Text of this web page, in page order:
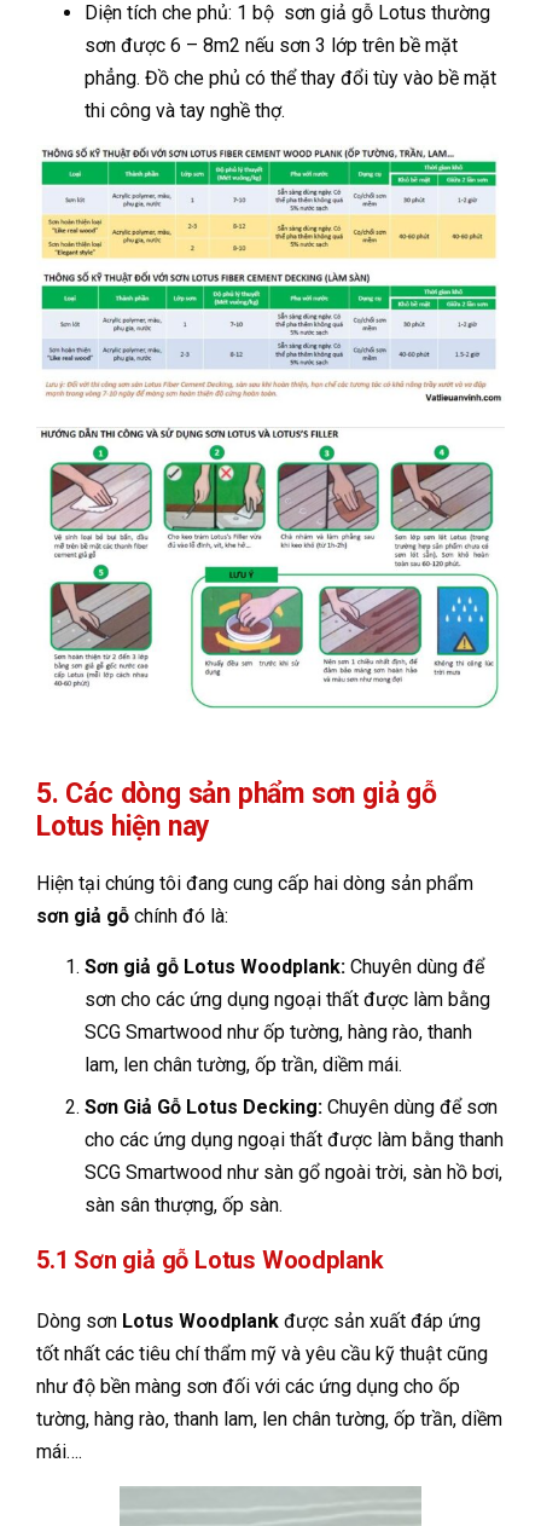
Diện tích che phủ: 1 bộ sơn giả gỗ Lotus thường
sơn được 6 – 8m2 nếu sơn 3 lớp trên bề mặt
phẳng. Đồ che phủ có thể thay đổi tùy vào bề mặt
thi công và tay nghề thợ.
5. Các dòng sản phẩm sơn giả gỗ
Lotus hiện nay
Hiện tại chúng tôi đang cung cấp hai dòng sản phẩm
sơn giả gỗ chính đó là:
Sơn giả gỗ Lotus Woodplank: Chuyên dùng để
sơn cho các ứng dụng ngoại thất được làm bằng
SCG Smartwood như ốp tường, hàng rào, thanh
lam, len chân tường, ốp trần, diềm mái.
Sơn Giả Gỗ Lotus Decking: Chuyên dùng để sơn
cho các ứng dụng ngoại thất được làm bằng thanh
SCG Smartwood như sàn gổ ngoài trời, sàn hồ bơi,
sàn sân thượng, ốp sàn.
5.1 Sơn giả gỗ Lotus Woodplank
Dòng sơn Lotus Woodplank được sản xuất đáp ứng
tốt nhất các tiêu chí thẩm mỹ và yêu cầu kỹ thuật cũng
như độ bền màng sơn đối với các ứng dụng cho ốp
tường, hàng rào, thanh lam, len chân tường, ốp trần, diềm
mái….